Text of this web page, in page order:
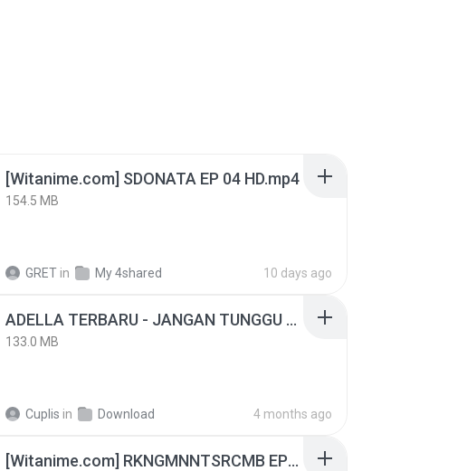
[Witanime.com] SDONATA EP 04 HD.mp4
154.5 MB
GRET in My 4shared 10 days ago
ADELLA TERBARU - JANGAN TUNGGU LAMA LAMA - GELAS RETAK - OM ADELLA FULL ALBUM TERBARU 2026
133.0 MB
Cuplis in Download 4 months ago
[Witanime.com] RKNGMNNTSRCMB EP 05 HD.mp4